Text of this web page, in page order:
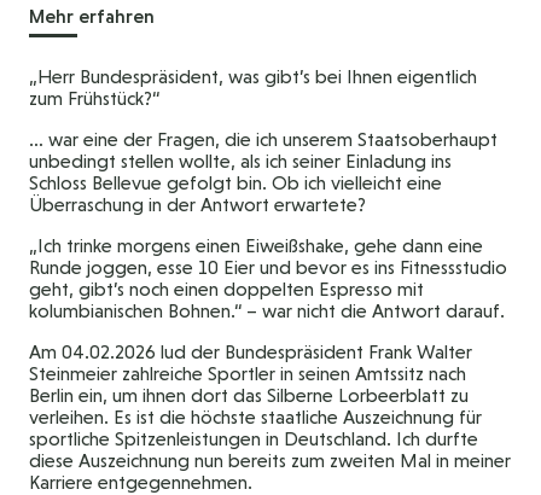
Mehr erfahren
„Herr Bundespräsident, was gibt’s bei Ihnen eigentlich
zum Frühstück?“
… war eine der Fragen, die ich unserem Staatsoberhaupt
unbedingt stellen wollte, als ich seiner Einladung ins
Schloss Bellevue gefolgt bin. Ob ich vielleicht eine
Überraschung in der Antwort erwartete?
„Ich trinke morgens einen Eiweißshake, gehe dann eine
Runde joggen, esse 10 Eier und bevor es ins Fitnessstudio
geht, gibt’s noch einen doppelten Espresso mit
kolumbianischen Bohnen.“ – war nicht die Antwort darauf.
Am 04.02.2026 lud der Bundespräsident Frank Walter
Steinmeier zahlreiche Sportler in seinen Amtssitz nach
Berlin ein, um ihnen dort das Silberne Lorbeerblatt zu
verleihen. Es ist die höchste staatliche Auszeichnung für
sportliche Spitzenleistungen in Deutschland. Ich durfte
diese Auszeichnung nun bereits zum zweiten Mal in meiner
Karriere entgegennehmen.